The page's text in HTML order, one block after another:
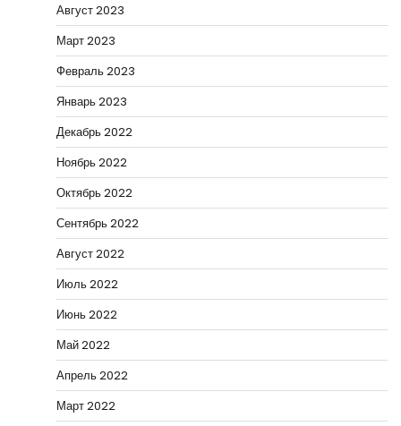
Август 2023
Март 2023
Февраль 2023
Январь 2023
Декабрь 2022
Ноябрь 2022
Октябрь 2022
Сентябрь 2022
Август 2022
Июль 2022
Июнь 2022
Май 2022
Апрель 2022
Март 2022